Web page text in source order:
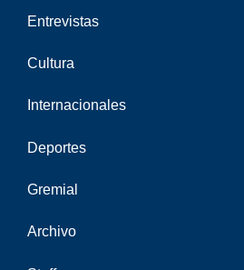
Entrevistas
Cultura
Internacionales
Deportes
Gremial
Archivo